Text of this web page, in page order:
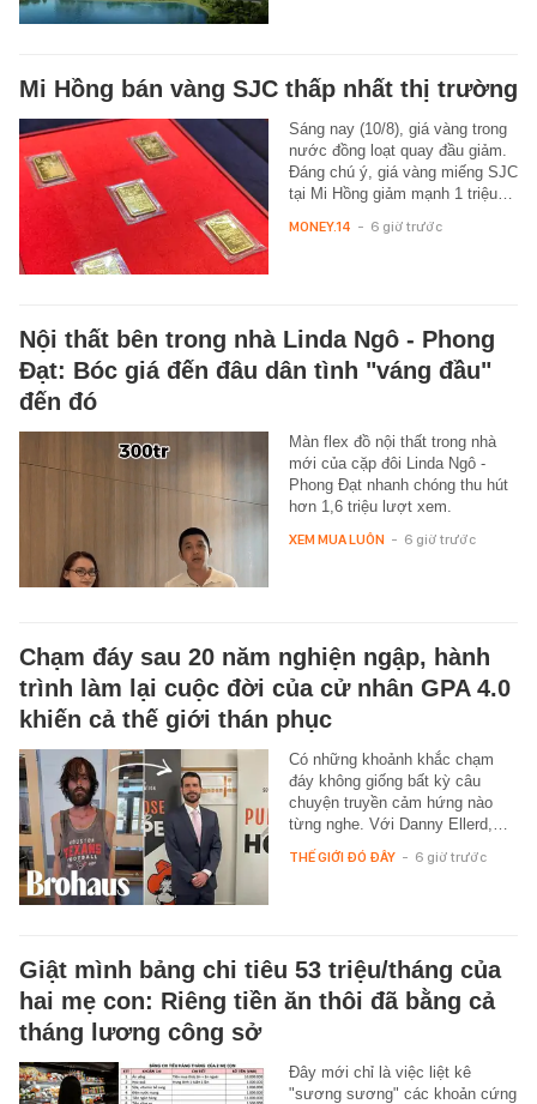
Mi Hồng bán vàng SJC thấp nhất thị trường
Sáng nay (10/8), giá vàng trong
nước đồng loạt quay đầu giảm.
Đáng chú ý, giá vàng miếng SJC
tại Mi Hồng giảm mạnh 1 triệu…
MONEY.14 - 6 giờ trước
Nội thất bên trong nhà Linda Ngô - Phong
Đạt: Bóc giá đến đâu dân tình "váng đầu"
đến đó
Màn flex đồ nội thất trong nhà
mới của cặp đôi Linda Ngô -
Phong Đạt nhanh chóng thu hút
hơn 1,6 triệu lượt xem.
XEM MUA LUÔN - 6 giờ trước
Chạm đáy sau 20 năm nghiện ngập, hành
trình làm lại cuộc đời của cử nhân GPA 4.0
khiến cả thế giới thán phục
Có những khoảnh khắc chạm
đáy không giống bất kỳ câu
chuyện truyền cảm hứng nào
từng nghe. Với Danny Ellerd,…
THẾ GIỚI ĐÓ ĐÂY - 6 giờ trước
Giật mình bảng chi tiêu 53 triệu/tháng của
hai mẹ con: Riêng tiền ăn thôi đã bằng cả
tháng lương công sở
Đây mới chỉ là việc liệt kê
"sương sương" các khoản cứng